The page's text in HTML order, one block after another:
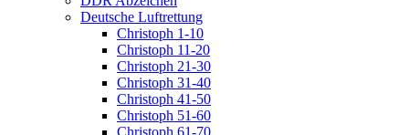
Deutsche Luftrettung
Christoph 1-10
Christoph 11-20
Christoph 21-30
Christoph 31-40
Christoph 41-50
Christoph 51-60
Christoph 61-70